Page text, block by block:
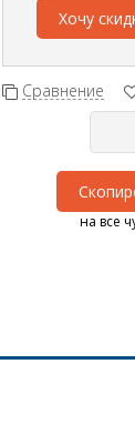
Хочу
Сравнение
на все